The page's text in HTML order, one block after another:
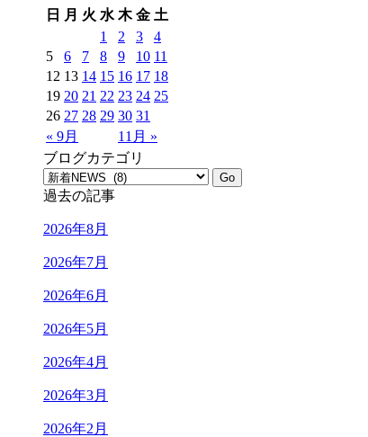
日
月 火 水 木 金 土
« 9月 11月 »
1 2 3
4
5
6 7 8 9 10 11
12 13 14 15 16 17 18
19 20 21 22 23 24 25
26 27 28 29 30 31
ブログカテゴリ
過去の記事
2026年8月
2026年7月
2026年6月
2026年5月
2026年4月
2026年3月
2026年2月